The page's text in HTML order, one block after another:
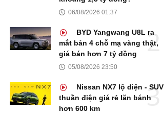
06/08/2026 01:37
BYD Yangwang U8L ra
mắt bản 4 chỗ mạ vàng thật,
giá bán hơn 7 tỷ đồng
05/08/2026 23:50
Nissan NX7 lộ diện - SUV
thuần điện giá rẻ lăn bánh
hơn 600 km